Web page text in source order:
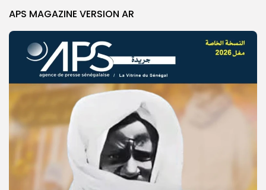
© Copyright 2025, APS
APS MAGAZINE VERSION AR